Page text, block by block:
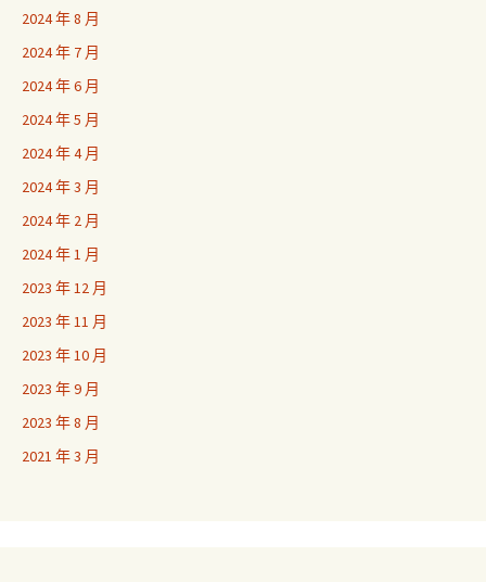
2024 年 8 月
2024 年 7 月
2024 年 6 月
2024 年 5 月
2024 年 4 月
2024 年 3 月
2024 年 2 月
2024 年 1 月
2023 年 12 月
2023 年 11 月
2023 年 10 月
2023 年 9 月
2023 年 8 月
2021 年 3 月